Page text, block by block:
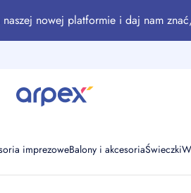
nowej platformie i daj nam
imprezoweBalony i akcesoriaŚwieczki